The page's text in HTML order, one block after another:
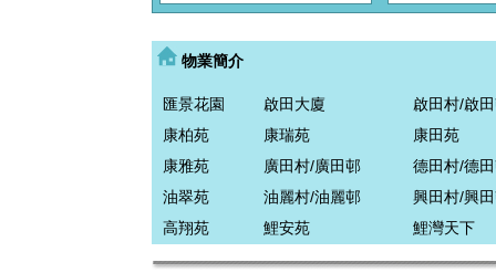
物業簡介
匯景花園 啟田大廈
啟田村/啟
康柏苑
康瑞苑
康田苑
康雅苑
廣田村/廣田邨
德田村/德
油翠苑
油麗村/油麗邨
興田村/興
高翔苑
鯉安苑 鯉灣天下